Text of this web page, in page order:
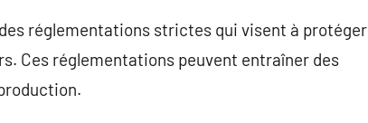
réglementations strictes qui visent à protéger
Ces réglementations peuvent entraîner des